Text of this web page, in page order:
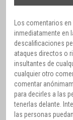
Los comentarios
inmediatamente en
descalificaciones
ataques directos o
insultantes de
cualquier otro
comentar
para decirles a las
tenerlas delante.
las personas